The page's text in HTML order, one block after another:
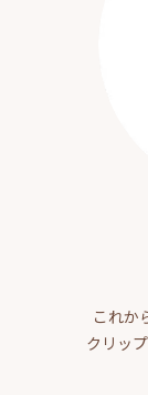
これか
クリッ